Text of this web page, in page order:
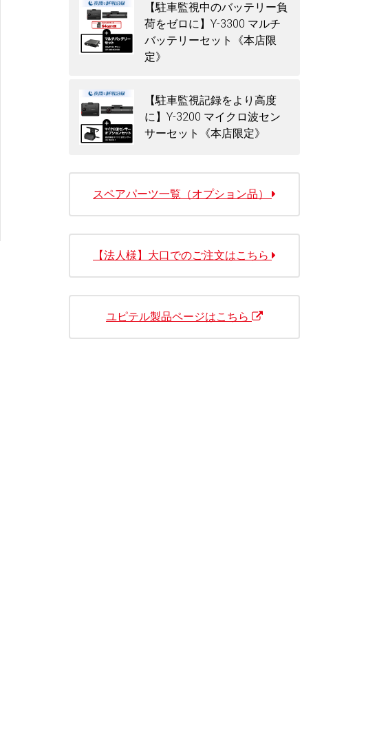
【駐車監視中のバッテリー負
荷をゼロに】Y-3300 マルチ
バッテリーセット《本店限
定》
【駐車監視記録をより高度
に】Y-3200 マイクロ波セン
サーセット《本店限定》
スペアパーツ一覧（オプション品）
【法人様】大口でのご注文はこちら
ユピテル製品ページはこちら